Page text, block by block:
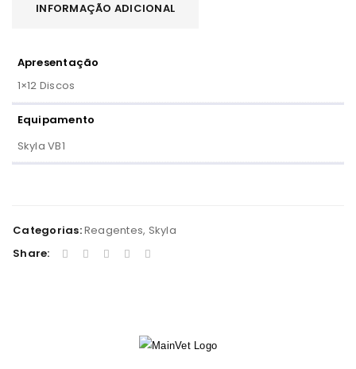
INFORMAÇÃO ADICIONAL
Apresentação
1×12 Discos
Equipamento
Skyla VB1
Categorias:Reagentes, Skyla
Share: